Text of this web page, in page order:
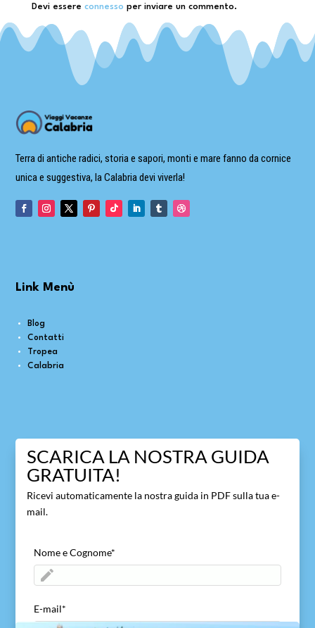
Devi essere connesso per inviare un commento.
Terra di antiche radici, storia e sapori, monti e mare fanno da cornice
unica e suggestiva, la Calabria devi viverla!
Link Menù
Blog
Contatti
Tropea
Calabria
SCARICA LA NOSTRA GUIDA
GRATUITA!
Ricevi automaticamente la nostra guida in PDF sulla tua e-
mail.
Nome e Cognome*
E-mail*